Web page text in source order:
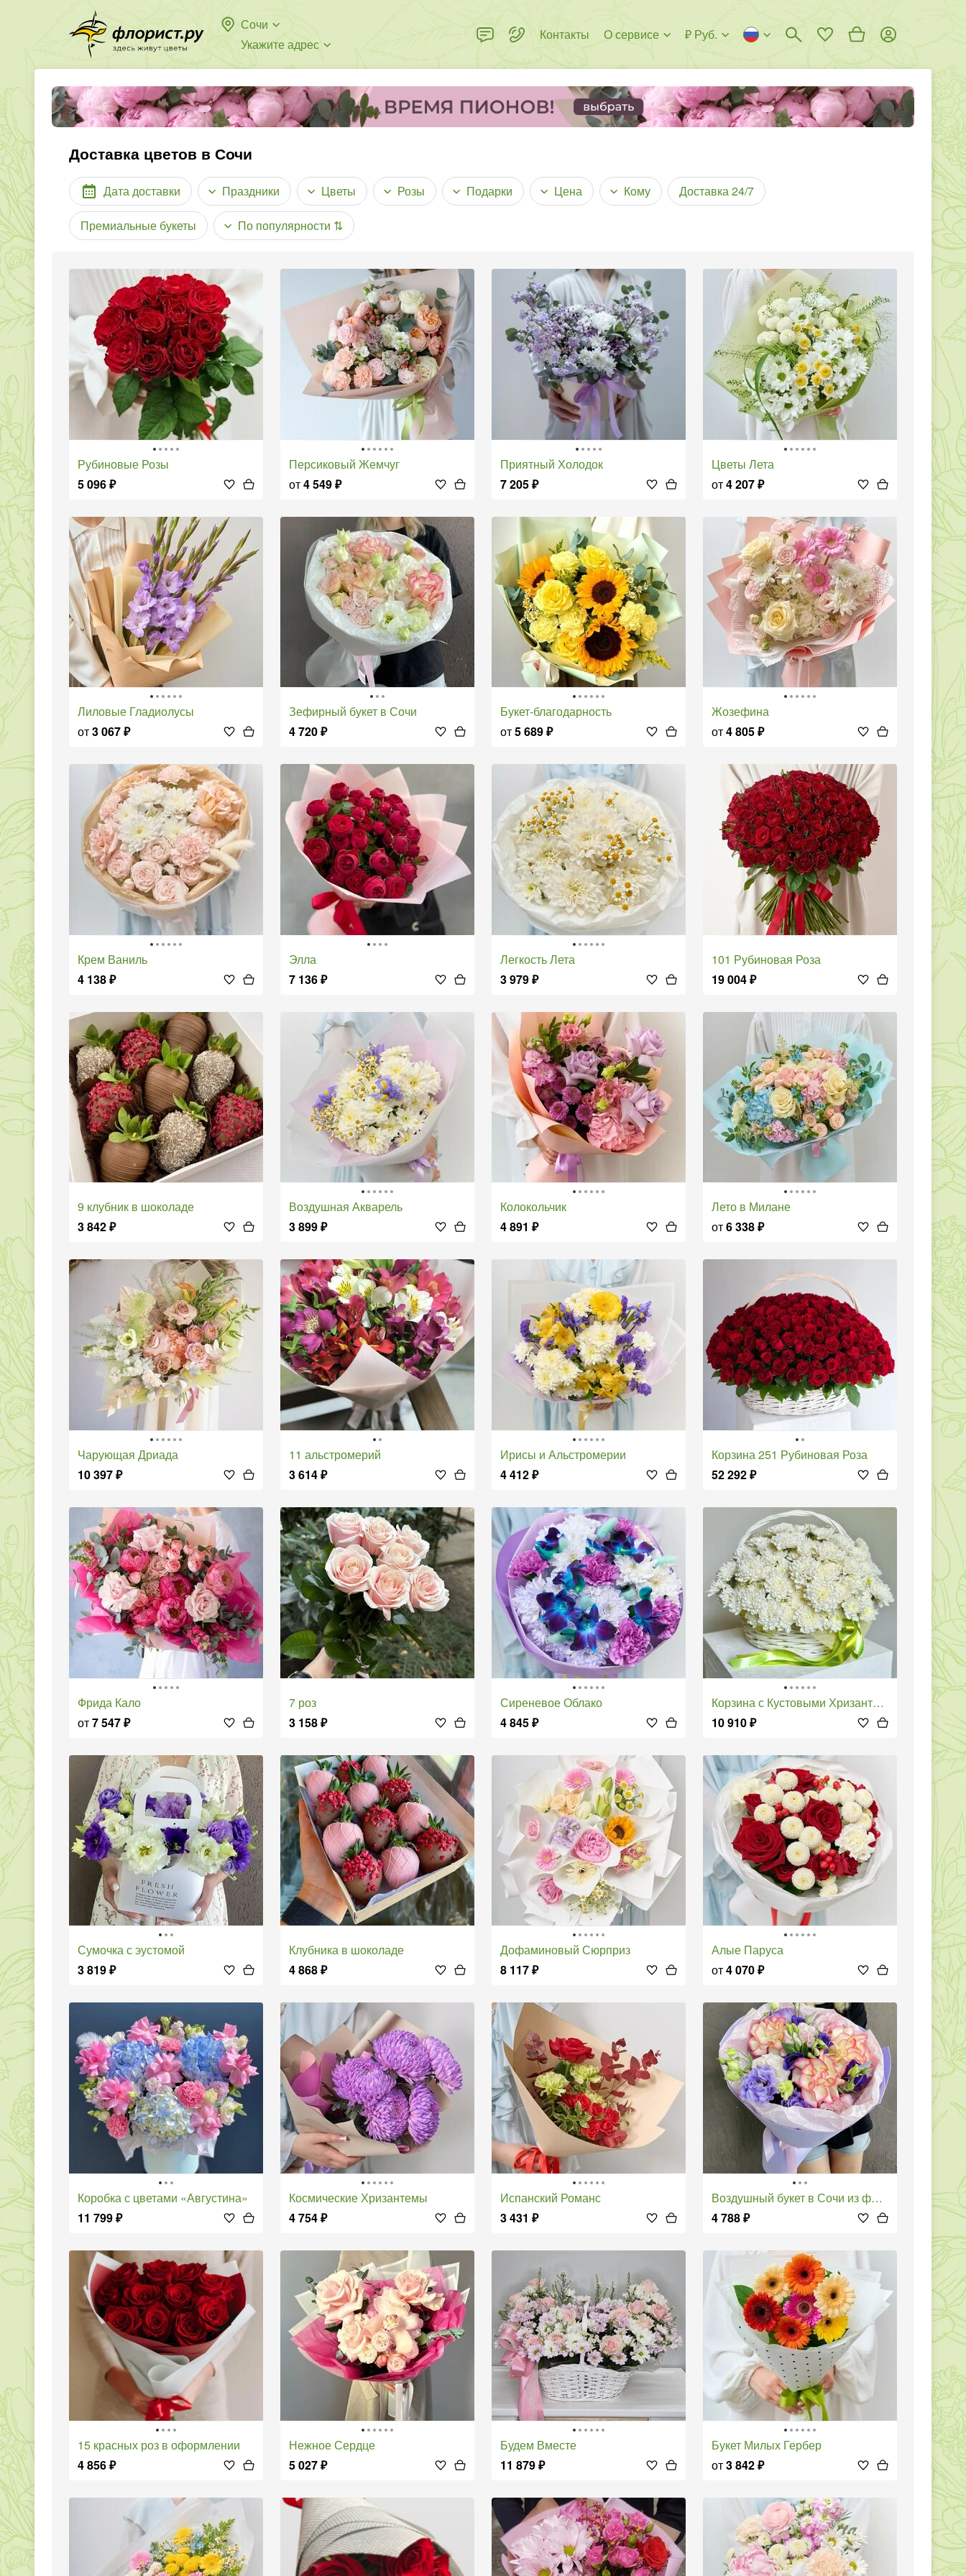
Сочи
Укажите адрес
Контакты О сервисе ₽ Руб.
Доставка цветов в Сочи
Дата доставки Праздники Цветы Розы Подарки Цена Кому Доставка 24/7
Премиальные букеты По популярности ⇅
Рубиновые Розы
5 096₽
Персиковый Жемчуг
от4 549₽
Приятный Холодок
7 205₽
Цветы Лета
от4 207₽
Лиловые Гладиолусы
от3 067₽
Зефирный букет в Сочи
4 720₽
Букет-благодарность
от5 689₽
Жозефина
от4 805₽
Крем Ваниль
4 138₽
Элла
7 136₽
Легкость Лета
3 979₽
101 Рубиновая Роза
19 004₽
9 клубник в шоколаде
3 842₽
Воздушная Акварель
3 899₽
Колокольчик
4 891 ₽
Лето в Милане
от6 338₽
Чарующая Дриада
10 397₽
11 альстромерий
3 614₽
Ирисы и Альстромерии
4 412₽
Корзина 251 Рубиновая Роза
52 292₽
Фрида Кало
от7 547₽
7 роз
3 158₽
Сиреневое Облако
4 845₽
Корзина с Кустовыми Хризантемами
10 910₽
Сумочка с эустомой
3 819₽
Клубника в шоколаде
4 868₽
Дофаминовый Сюрприз
8 117₽
Алые Паруса
от4 070₽
Коробка с цветами «Августина»
11 799₽
Космические Хризантемы
4 754₽
Испанский Романс
3 431 ₽
Воздушный букет в Сочи из французских роз и эустом
4 788₽
15 красных роз в оформлении
4 856₽
Нежное Сердце
5 027₽
Будем Вместе
11 879₽
Букет Милых Гербер
от3 842₽